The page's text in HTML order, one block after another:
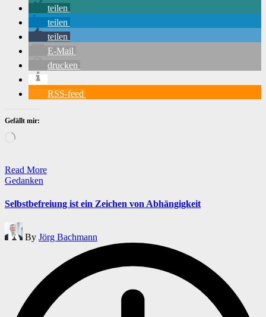
teilen
teilen
teilen
E-Mail
drucken
RSS-feed
Gefällt mir:
Wird
Read More
Posted
Gedanken
Selbstbefreiung ist ein Zeichen von Abhängigkeit
Posted
by
By Jörg Bachmann